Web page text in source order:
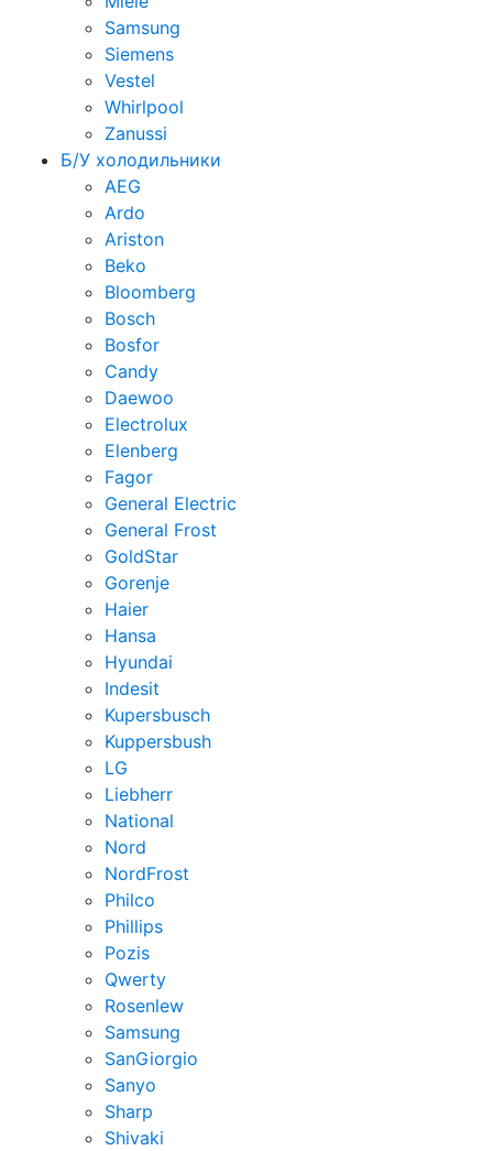
Samsung
Siemens
Vestel
Whirlpool
Zanussi
Б/У холодильники
AEG
Ardo
Ariston
Beko
Bloomberg
Bosch
Bosfor
Candy
Daewoo
Electrolux
Elenberg
Fagor
General Electric
General Frost
GoldStar
Gorenje
Haier
Hansa
Hyundai
Indesit
Kupersbusch
Kuppersbush
LG
Liebherr
National
Nord
NordFrost
Philco
Phillips
Pozis
Qwerty
Rosenlew
Samsung
SanGiorgio
Sanyo
Sharp
Shivaki